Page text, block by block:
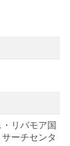
リバモア国
ーチセンタ